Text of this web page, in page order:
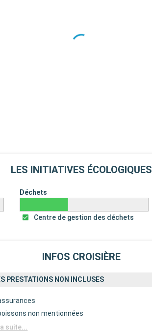
LES INITIATIVES ÉCOLOGIQUES
Déchets
Centre de gestion des déchets
INFOS CROISIÈRE
PRESTATIONS NON INCLUSES
non mentionnées
suite...